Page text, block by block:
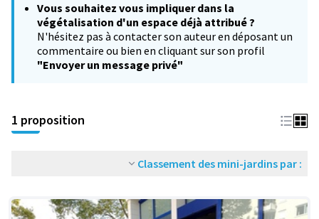
Vous souhaitez vous impliquer dans la
végétalisation d'un espace déjà attribué ?
N'hésitez pas à contacter son auteur en déposant un
commentaire ou bien en cliquant sur son profil
"Envoyer un message privé"
1 proposition
Classement des mini-jardins par :